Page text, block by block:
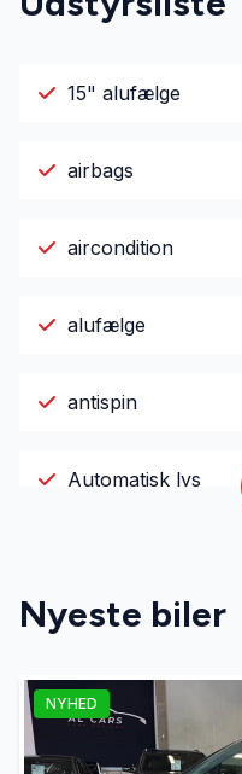
15" alufælge
airbags
aircondition
alufælge
antispin
Automatisk lys
bagagerumsdækken
CD/radio
Nyeste biler
NYHED